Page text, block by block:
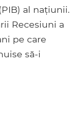
al națiunii.
Recesiuni a
pe care
să-i